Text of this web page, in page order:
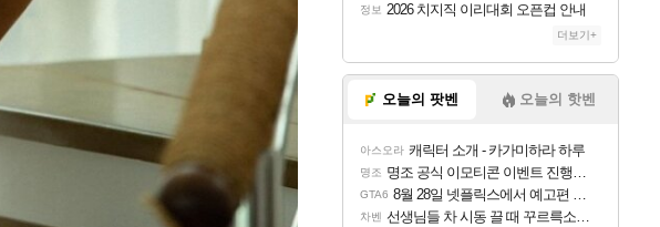
정보 2026 치지직 이리대회 오픈컵 안내
더보기+
오늘의 팟벤 오늘의 핫벤
아스오라 캐릭터 소개 - 카가미하라 하루
명조 명조 공식 이모티콘 이벤트 진행해봤습니다! 참여부터 추첨까지????
GTA6 8월 28일 넷플릭스에서 예고편 공개 예정
차벤 선생님들 차 시동 끌 때 꾸르륵소리나는데